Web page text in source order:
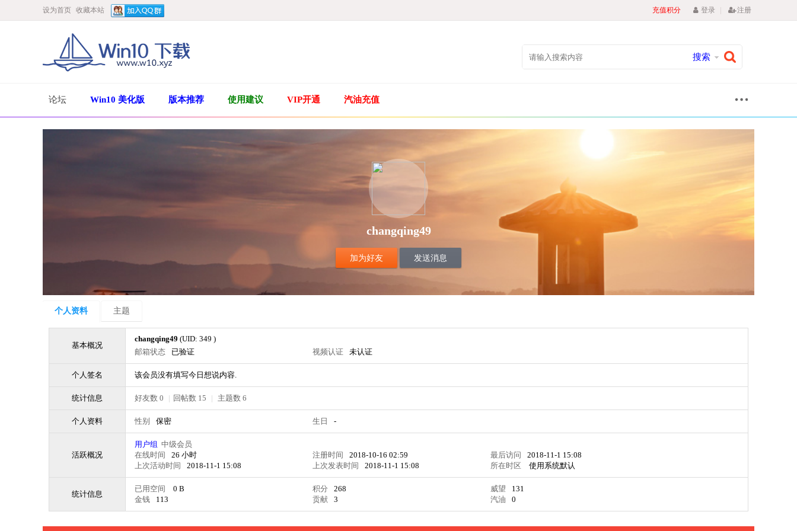
设为首页 收藏本站 充值积分 登录 | 注册
搜索
论坛 Win10 美化版 版本推荐 使用建议 VIP开通 汽油充值
changqing49
加为好友 发送消息
个人资料 主题
基本概况
changqing49 (UID: 349 )
邮箱状态
已验证 视频认证 未认证
个人签名 该会员没有填写今日想说内容.
统计信息 好友数 0 | 回帖数 15 | 主题数 6
个人资料 性别 保密 生日 -
活跃概况
用户组 中级会员
在线时间
26 小时 注册时间 2018-10-16 02:59 最后访问
2018-11-1 15:08
上次活动时间
2018-11-1 15:08 上次发表时间 2018-11-1 15:08 所在时区 使用系统默认
统计信息
已用空间 0 B 积分 268 威望
131
金钱
113 贡献 3 汽油 0